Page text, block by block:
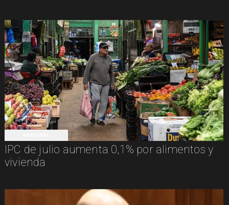
IPC de julio aumenta 0,1% por alimentos y
vivienda